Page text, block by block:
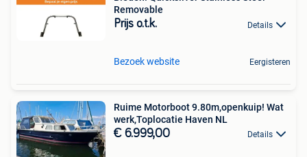
Removable
Prijs o.t.k. Details
Bezoek website Eergisteren
Ruime Motorboot 9.80m,openkuip! Wat
werk,Toplocatie Haven NL
€ 6.999,00 Details